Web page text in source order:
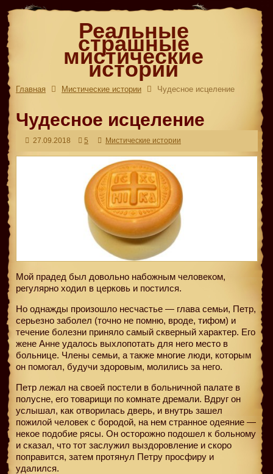
Реальные
страшные
мистические
истории
Главная Мистические истории Чудесное исцеление
Чудесное исцеление
27.09.2018 5 Мистические истории
Мой прадед был довольно набожным человеком,
регулярно ходил в церковь и постился.
Но однажды произошло несчастье — глава семьи, Петр,
серьезно заболел (точно не помню, вроде, тифом) и
течение болезни приняло самый скверный характер. Его
жене Анне удалось выхлопотать для него место в
больнице. Члены семьи, а также многие люди, которым
он помогал, будучи здоровым, молились за него.
Петр лежал на своей постели в больничной палате в
полусне, его товарищи по комнате дремали. Вдруг он
услышал, как отворилась дверь, и внутрь зашел
пожилой человек с бородой, на нем странное одеяние —
некое подобие рясы. Он осторожно подошел к больному
и сказал, что тот заслужил выздоровление и скоро
поправится, затем протянул Петру просфиру и
удалился.